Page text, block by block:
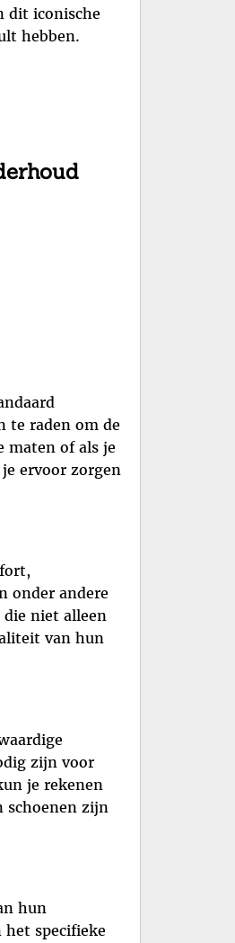
dit iconische
hebben.
te raden om de
maten of als je
ervoor zorgen
onder andere
niet alleen
van hun
zijn voor
je rekenen
schoenen zijn
hun
specifieke